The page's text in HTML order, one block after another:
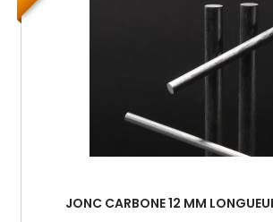
JONC CARBONE 12 MM